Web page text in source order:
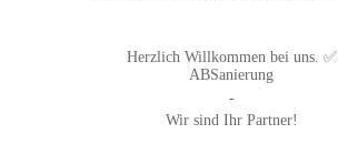
Herzlich Willkommen bei uns. ✅
ABSanierung
-
Wir sind Ihr Partner!